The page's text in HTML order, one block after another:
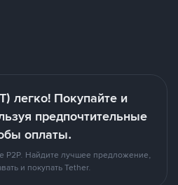
легко! Покупайте и
предпочтительные
оплаты.
P2P. Найдите лучшее предложение,
и покупать Tether.